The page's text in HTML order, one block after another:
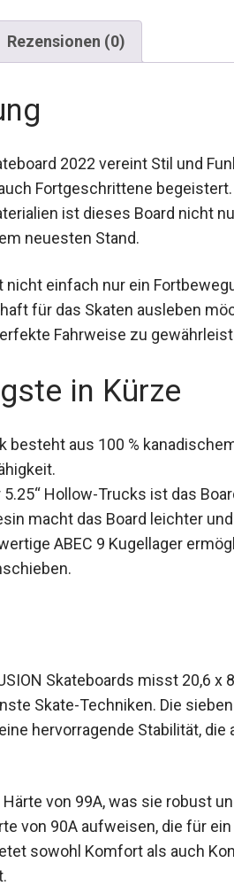
Rezensionen (0)
2022 vereint Stil und
auch Fortgeschrittene
Materialien ist dieses
auf dem neuesten Stand.
nicht einfach nur ein
für das Skaten ausleben
Fahrweise zu
in Kürze
besteht aus 100 %
5.25“ Hollow-Trucks ist das
macht das Board leichter
ABEC 9 Kugellager
Skateboards misst 20,6 x
Skate-Techniken. Die
hervorragende Stabilität,
Härte von 99A, was sie robust
von 90A aufweisen, die für
bietet sowohl Komfort als
bist.